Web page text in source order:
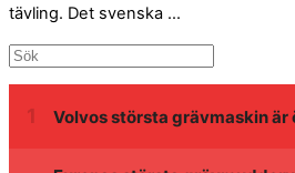
tävling. Det svenska ...